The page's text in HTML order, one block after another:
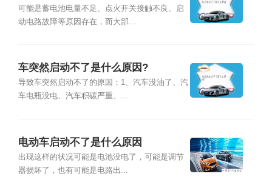
可能是蓄电池电量不足、点火开关接触不良、启
动电路故障等原因存在，而大部...
车突然启动不了是什么原因?
导致车突然启动不了的原因：1、汽车没油了、汽
车电瓶没电、汽车积碳严重、...
电动车启动不了是什么原因
出现这样的状况可能是电池没电了，可能是调节
器损坏了，也有可能是电路出...